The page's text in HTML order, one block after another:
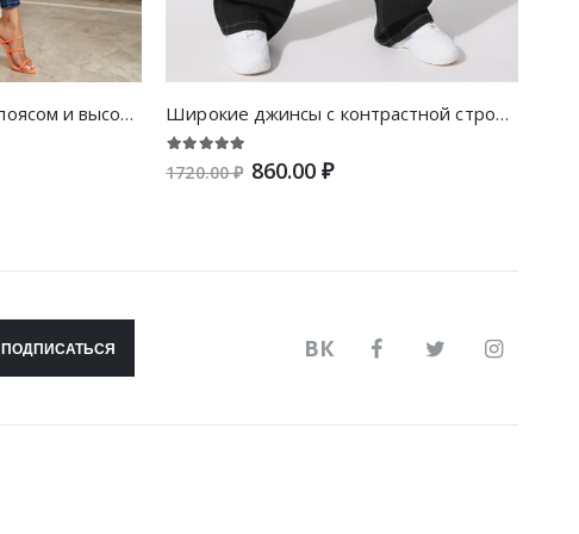
Облегающие джинсы с поясом и высокой талией Широкие джинсы с контрастной строчкой и карманом
1720.00 ₽ 860.00 ₽
ПОДПИСАТЬСЯ ВК